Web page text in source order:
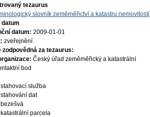
tezaurus
slovník zeměměřictví a katastru nemovitostí
datum
datum: 2009-01-01
zveřejnění
zodpovědná za tezaurus:
Český úřad zeměměřický a katastrální
bod
stahovací služba
stahování dat
bezešvá
katastrální parcela